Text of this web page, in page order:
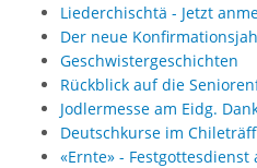
Liederchischtä - Jetzt
Der neue
Geschwistergeschichten
Rückblick auf die
Jodlermesse am Eidg.
Deutschkurse im Chileträff
«Ernte» -